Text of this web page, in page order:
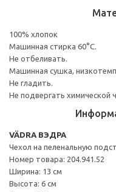
100% хлопок
Машинная стирка 60°С.
Не отбеливать.
Машинная сушка,
Не гладить.
Не подвергать химической
VÄDRA ВЭДРА
Чехол на пеленальную
Номер товара: 204.941.52
Ширина: 13 см
Высота: 6 см